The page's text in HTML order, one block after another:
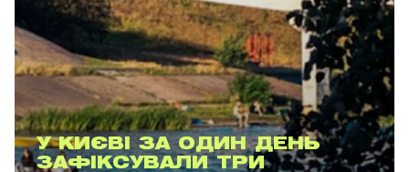
У КИЄВІ ЗА ОДИН ДЕНЬ
ЗАФІКСУВАЛИ ТРИ